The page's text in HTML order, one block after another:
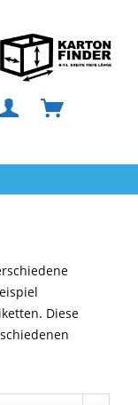
Diese